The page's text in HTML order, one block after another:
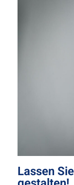
Lassen